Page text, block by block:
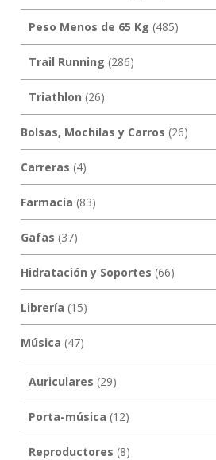
Peso Menos de 65 Kg (485)
Trail Running (286)
Triathlon (26)
Bolsas, Mochilas y Carros (26)
Carreras (4)
Farmacia (83)
Gafas (37)
Hidratación y Soportes (66)
Librería (15)
Música (47)
Auriculares (29)
Porta-música (12)
Reproductores (8)